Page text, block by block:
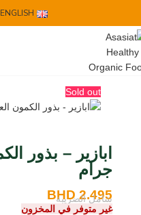
ENGLISH
Sold out
جرام
2.495
BHD
شامل الضريبة
غير متوفر في المخزون